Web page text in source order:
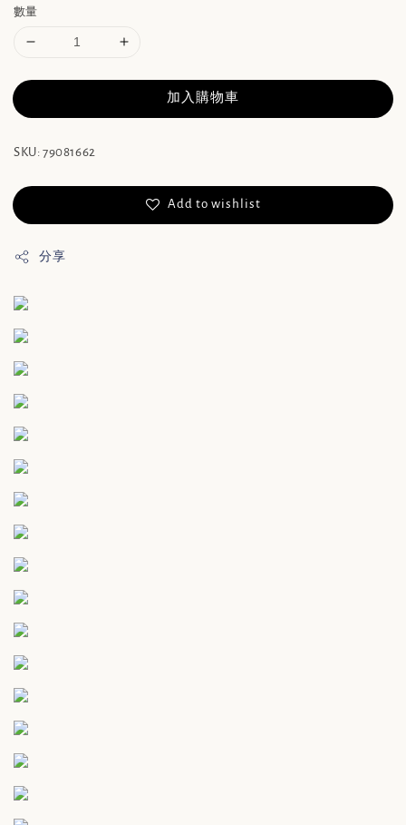
數量
加入購物車
SKU: 79081662
Add to wishlist
分享